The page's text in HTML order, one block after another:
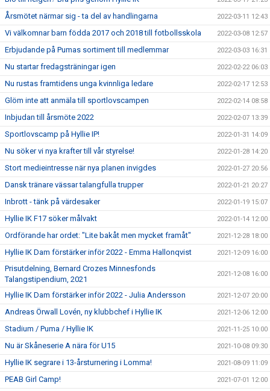
Årsmötet närmar sig - ta del av handlingarna 2022-03-11 12:43
Vi välkomnar barn födda 2017 och 2018 till fotbollsskola 2022-03-08 12:57
Erbjudande på Pumas sortiment till medlemmar 2022-03-03 16:31
Nu startar fredagsträningar igen 2022-02-22 06:03
Nu rustas framtidens unga kvinnliga ledare 2022-02-17 12:53
Glöm inte att anmäla till sportlovscampen 2022-02-14 08:58
Inbjudan till årsmöte 2022 2022-02-07 13:39
Sportlovscamp på Hyllie IP! 2022-01-31 14:09
Nu söker vi nya krafter till vår styrelse! 2022-01-28 14:20
Stort medieintresse när nya planen invigdes 2022-01-27 20:56
Dansk tränare vässar talangfulla trupper 2022-01-21 20:27
Inbrott - tänk på värdesaker 2022-01-19 15:07
Hyllie IK F17 söker målvakt 2022-01-14 12:00
Ordförande har ordet: "Lite bakåt men mycket framåt" 2021-12-28 18:00
Hyllie IK Dam förstärker inför 2022 - Emma Hallonqvist 2021-12-09 16:00
Prisutdelning, Bernard Crozes Minnesfonds
Talangstipendium, 2021
2021-12-08 16:00
Hyllie IK Dam förstärker inför 2022 - Julia Andersson 2021-12-07 20:00
Andreas Örwall Lovén, ny klubbchef i Hyllie IK 2021-12-06 12:00
Stadium / Puma / Hyllie IK 2021-11-25 10:00
Nu är Skåneserie A nära för U15 2021-10-08 09:30
Hyllie IK segrare i 13-årsturnering i Lomma! 2021-08-09 11:09
PEAB Girl Camp! 2021-07-01 12:00